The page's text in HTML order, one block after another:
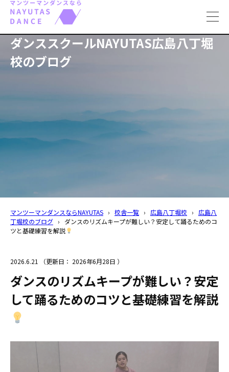
ダンススクールNAYUTAS広島八丁堀
校のブログ
マンツーマンダンスならNAYUTAS › 校舎一覧 › 広島八丁堀校 ›
広島八
丁堀校のブログ ›
ダンスのリズムキープが難しい？安定して踊るためのコ
ツと基礎練習を解説
2026.6.21 （更新日： 2026年6月28日 ）
ダンスのリズムキープが難しい？安定
して踊るためのコツと基礎練習を解説